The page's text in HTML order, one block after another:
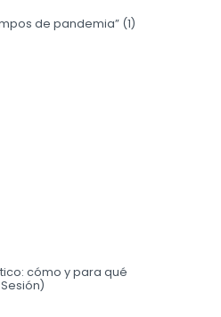
de pandemia” (1)
cómo y para qué